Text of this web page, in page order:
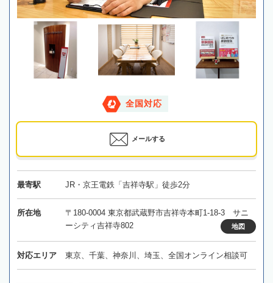
全国対応
メールする
最寄駅 JR・京王電鉄「吉祥寺駅」徒歩2分
所在地
〒180-0004 東京都武蔵野市吉祥寺本町1-18-3 サニ
ーシティ吉祥寺802
地図
対応エリア 東京、千葉、神奈川、埼玉、全国オンライン相談可